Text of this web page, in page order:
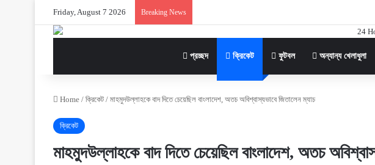
Friday, August 7 2026 Breaking News
প্রচ্ছদ ক্রিকেট ফুটবল অন্যান্য খেলাধুলা
Home / ক্রিকেট / মাহমুদউল্লাহকে বাদ দিতে চেয়েছিল বাংলাদেশ, অতচ অবিশ্বাস্যভাবে জিতালেন ম্যাচ
ক্রিকেট
মাহমুদউল্লাহকে বাদ দিতে চেয়েছিল বাংলাদেশ, অতচ